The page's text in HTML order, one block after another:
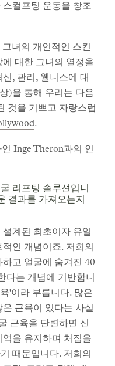
컬프팅 운동을 창조
녀의 개인적인 스킨
대한 그녀의 열정을
, 관리, 웰니스에 대
)을 통해 우리는 다음
것을 기쁘고 자랑스럽
.
Inge Theron과의 인
리프팅 솔루션입니
결과를 가져오는지
계된 최초이자 유일
인 개념이죠. 저희의
고 얼굴에 숨겨진 40
다는 개념에 기반합니
'이라 부릅니다. 많은
근육이 있다는 사실
근육을 단련하면 신
을 유지하며 처짐을
때문입니다. 저희의